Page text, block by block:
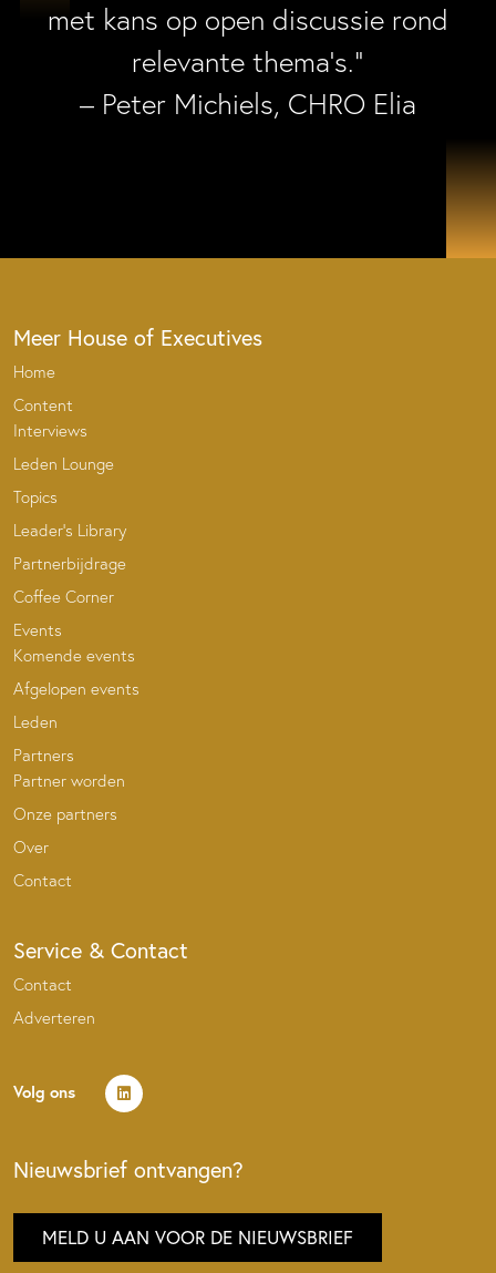
met kans op open discussie rond
relevante thema’s.”
– Peter Michiels, CHRO Elia
Meer House of Executives
Home
Content
Interviews
Leden Lounge
Topics
Leader’s Library
Partnerbijdrage
Coffee Corner
Events
Komende events
Afgelopen events
Leden
Partners
Partner worden
Onze partners
Over
Contact
Service & Contact
Contact
Adverteren
Volg ons
Nieuwsbrief ontvangen?
MELD U AAN VOOR DE NIEUWSBRIEF